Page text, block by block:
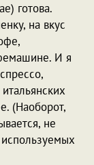
готова.
на вкус
И я
(Наоборот,
не
используемых